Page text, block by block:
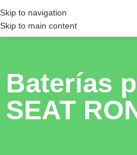
Skip to navigation
Skip to main content
Baterías
SEAT